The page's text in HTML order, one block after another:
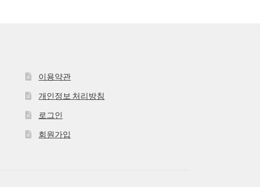
이용약관
개인정보 처리방침
로그인
회원가입